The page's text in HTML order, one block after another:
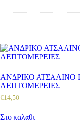
ΑΝΔΡΙΚΟ ΑΤΣΑΛΙΝΟ
ΛΕΠΤΟΜΕΡΕΙΕΣ
€14,50
Στο καλαθι